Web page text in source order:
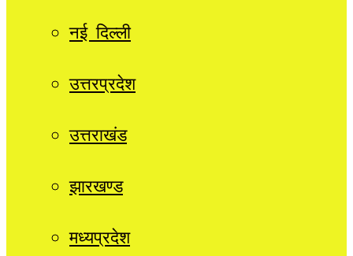
नई दिल्ली
उत्तरप्रदेश
उत्तराखंड
झारखण्ड
मध्यप्रदेश